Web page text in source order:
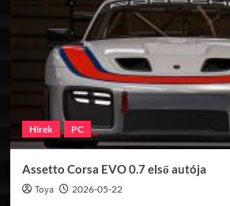
Hírek PC
Assetto Corsa EVO 0.7 első autója
Toya 2026-05-22